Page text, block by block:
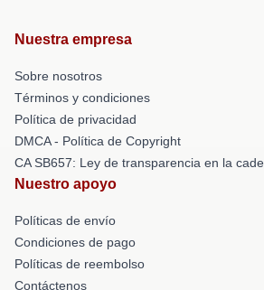
Nuestra empresa
Sobre nosotros
Términos y condiciones
Política de privacidad
DMCA - Política de Copyright
CA SB657: Ley de transparencia en la
Nuestro apoyo
Políticas de envío
Condiciones de pago
Políticas de reembolso
Contáctenos